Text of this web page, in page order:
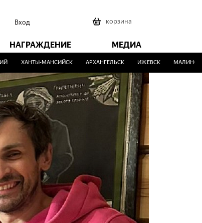
Вход корзина
НАГРАЖДЕНИЕ МЕДИА
ХАНТЫ-МАНСИЙСК АРХАНГЕЛЬСК ИЖЕВСК МАЛИНОВКА